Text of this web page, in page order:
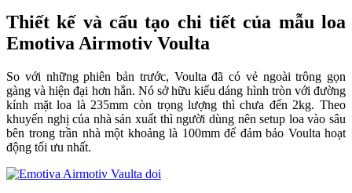
Thiết kế và cấu tạo chi tiết của mẫu loa
Emotiva Airmotiv Voulta
So với những phiên bản trước, Voulta đã có vẻ ngoài trông gọn
gàng và hiện đại hơn hẳn. Nó sở hữu kiểu dáng hình tròn với đường
kính mặt loa là 235mm còn trọng lượng thì chưa đến 2kg. Theo
khuyến nghị của nhà sản xuất thì người dùng nên setup loa vào sâu
bên trong trần nhà một khoảng là 100mm để đảm bảo Voulta hoạt
động tối ưu nhất.